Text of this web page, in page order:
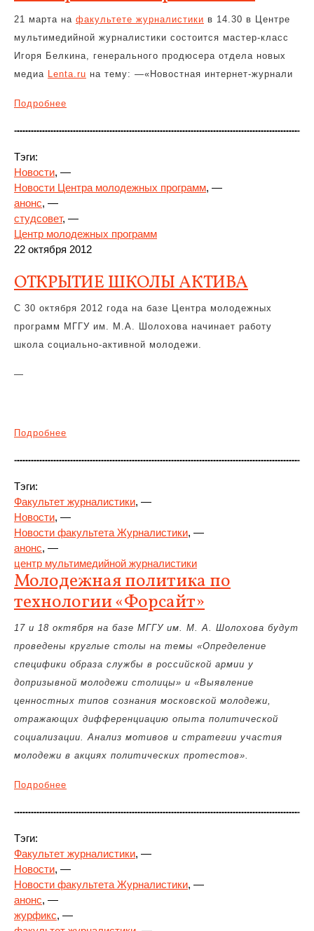
21 марта на факультете журналистики в 14.30 в Центре
мультимедийной журналистики состоится мастер-класс
Игоря Белкина, генерального продюсера отдела новых
медиа Lenta.ru на тему: —« Новостная интернет-журнали
Подробнее
Тэги:
Новости, —
Новости Центра молодежных программ, —
анонс, —
студсовет, —
Центр молодежных программ
22 октября 2012
ОТКРЫТИЕ ШКОЛЫ АКТИВА
С 30 октября 2012 года на базе Центра молодежных
программ МГГУ им. М.А. Шолохова начинает работу
школа социально-активной молодежи.
—
Подробнее
Тэги:
Факультет журналистики, —
Новости, —
Новости факультета Журналистики, —
анонс, —
центр мультимедийной журналистики
Молодежная политика по
технологии «Форсайт»
17 и 18 октября на базе МГГУ им. М. А. Шолохова будут
проведены круглые столы на темы «Определение
специфики образа службы в российской армии у
допризывной молодежи столицы» и «Выявление
ценностных типов сознания московской молодежи,
отражающих дифференциацию опыта политической
социализации. Анализ мотивов и стратегии участия
молодежи в акциях политических протестов».
Подробнее
Тэги:
Факультет журналистики, —
Новости, —
Новости факультета Журналистики, —
анонс, —
журфикс, —